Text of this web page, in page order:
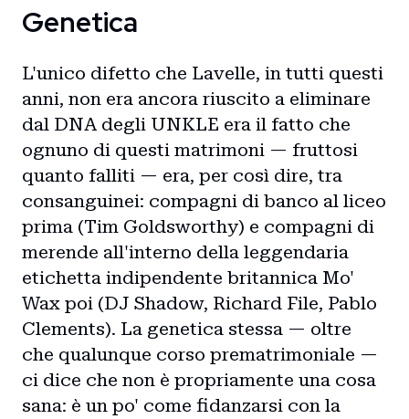
Genetica
L'unico difetto che Lavelle, in tutti questi
anni, non era ancora riuscito a eliminare
dal DNA degli UNKLE era il fatto che
ognuno di questi matrimoni — fruttosi
quanto falliti — era, per così dire, tra
consanguinei: compagni di banco al liceo
prima (Tim Goldsworthy) e compagni di
merende all'interno della leggendaria
etichetta indipendente britannica Mo'
Wax poi (DJ Shadow, Richard File, Pablo
Clements). La genetica stessa — oltre
che qualunque corso prematrimoniale —
ci dice che non è propriamente una cosa
sana: è un po' come fidanzarsi con la